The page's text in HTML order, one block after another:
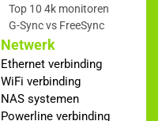
Top 10 4k monitoren
G-Sync vs FreeSync
Netwerk
Ethernet verbinding
WiFi verbinding
NAS systemen
Powerline verbinding